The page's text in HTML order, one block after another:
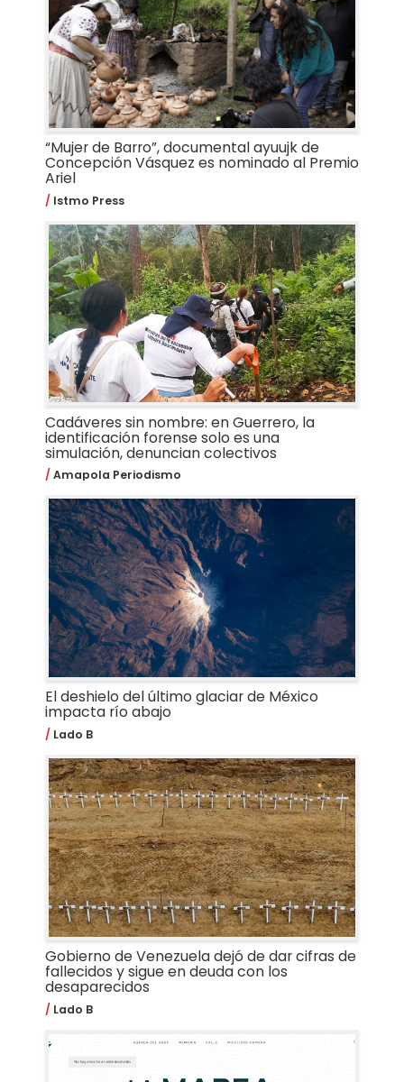
“Mujer de Barro”, documental ayuujk de
Concepción Vásquez es nominado al Premio
Ariel
Istmo Press
Cadáveres sin nombre: en Guerrero, la
identificación forense solo es una
simulación, denuncian colectivos
Amapola Periodismo
El deshielo del último glaciar de México
impacta río abajo
Lado B
Gobierno de Venezuela dejó de dar cifras de
fallecidos y sigue en deuda con los
desaparecidos
Lado B